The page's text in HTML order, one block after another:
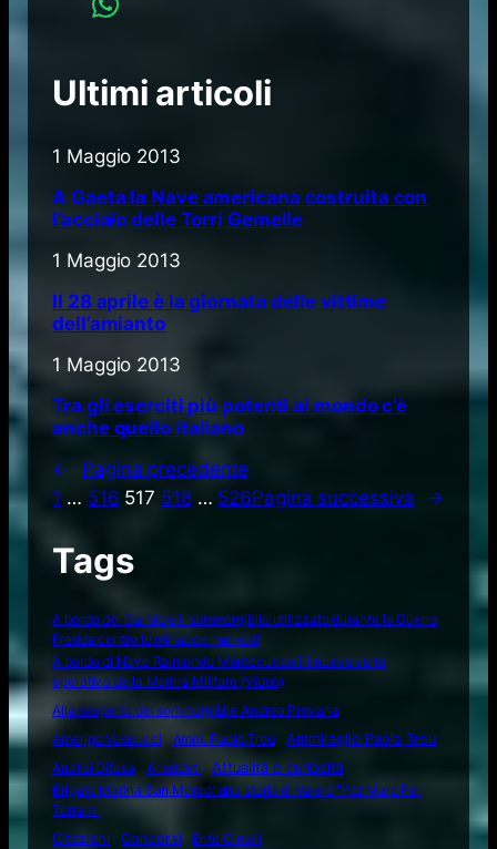
Ultimi articoli
1 Maggio 2013
A Gaeta la Nave americana costruita con
l’acciaio delle Torri Gemelle
1 Maggio 2013
Il 28 aprile è la giornata delle vittime
dell’amianto
1 Maggio 2013
Tra gli eserciti più potenti al mondo c’è
anche quello italiano
←
Pagina precedente
1 … 516 517 518 … 526Pagina successiva →
Tags
A bordo del Dandolo il sommergibile utilizzato durante la Guerra
Fredda contro le minacce nucleari
A bordo di Nave Raimondo Montecuccoli il nuovo volto
operativo della Marina Militare (Video)
Alla scoperta del sommergibile Andrea Provana
Amerigo Vespucci
Amm. Paolo Treu
Ammiraglio Paolo Treu
Analisi Difesa
Aneddoti Attualità e curiosità
Brigata Marina San Marco: una storia di Valore "Per Mare Per
Terram"
Citazioni
Concorsi
Ente Circoli